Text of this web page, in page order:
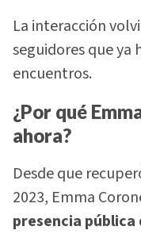
La interacción
seguidores que ya
encuentros.
¿Por qué
ahora?
Desde que
2023, Emma
presencia